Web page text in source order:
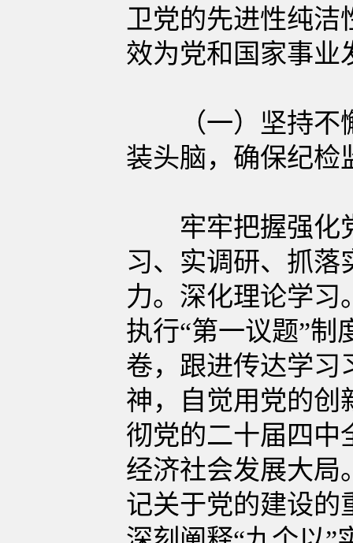
卫党的先进性纯洁
效为党和国家事业
（一）坚持不懈
装头脑，确保纪检
牢牢把握强化党
习、实调研、抓落
力。深化理论学习
执行“第一议题”制
卷，跟进传达学习
神，自觉用党的创
彻党的二十届四中
经济社会发展大局
记关于党的建设的